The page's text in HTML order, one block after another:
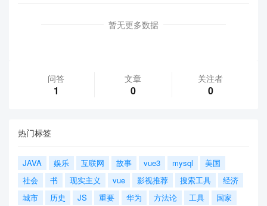
暂无更多数据
问答
1
文章
0
关注者
0
热门标签
JAVA 娱乐 互联网 故事 vue3 mysql
美国
社会
书 现实主义 vue 影视推荐 搜索工具
经济
城市
历史 JS 重要 华为 方法论 工具
国家